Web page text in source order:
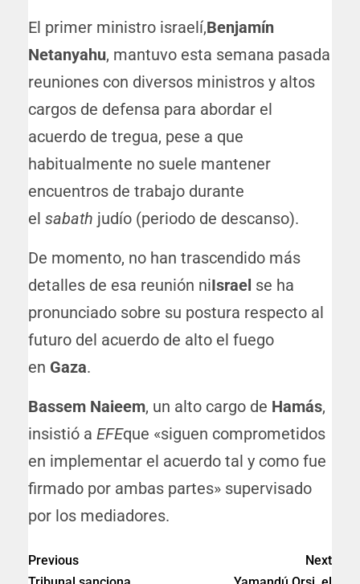
El primer ministro israelí,Benjamín
Netanyahu, mantuvo esta semana pasada
reuniones con diversos ministros y altos
cargos de defensa para abordar el
acuerdo de tregua, pese a que
habitualmente no suele mantener
encuentros de trabajo durante
el sabath judío (periodo de descanso).
De momento, no han trascendido más
detalles de esa reunión niIsrael se ha
pronunciado sobre su postura respecto al
futuro del acuerdo de alto el fuego
en Gaza.
Bassem Naieem, un alto cargo de Hamás,
insistió a EFEque «siguen comprometidos
en implementar el acuerdo tal y como fue
firmado por ambas partes» supervisado
por los mediadores.
Previous
Next